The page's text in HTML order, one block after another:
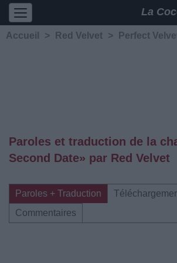
La
Accueil > Red Velvet > Perfect
Paroles et traduction de la
Second Date» par Red Velvet
Paroles + Traduction
Commentaires